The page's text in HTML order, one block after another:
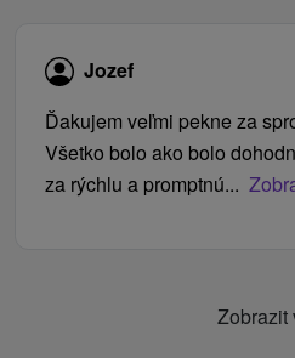
Jozef
Ďakujem veľmi pekne za
Všetko bolo ako bolo
za rýchlu a promptnú...
Zobrazit